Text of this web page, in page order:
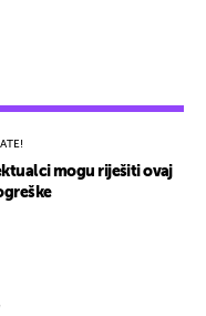
mogu riješiti ovaj